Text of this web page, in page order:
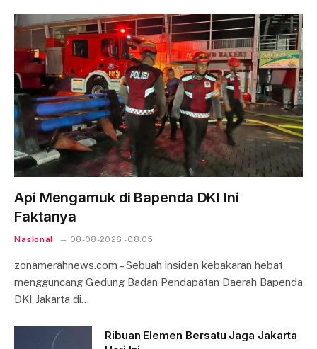
Api Mengamuk di Bapenda DKI Ini
Faktanya
Nasional 08-08-2026 - 08.05
zonamerahnews.com – Sebuah insiden kebakaran hebat
mengguncang Gedung Badan Pendapatan Daerah Bapenda
DKI Jakarta di…
Ribuan Elemen Bersatu Jaga Jakarta